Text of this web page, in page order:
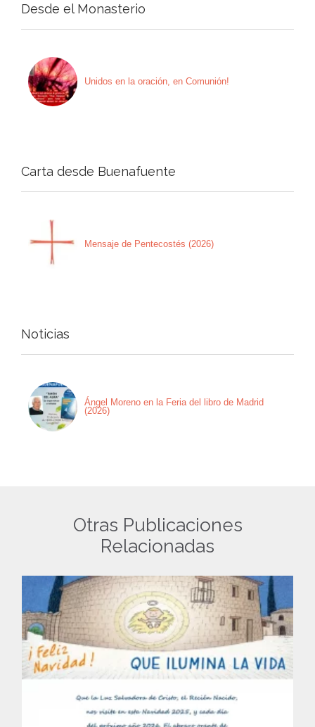
Desde el Monasterio
Unidos en la oración, en Comunión!
Carta desde Buenafuente
Mensaje de Pentecostés (2026)
Noticias
Ángel Moreno en la Feria del libro de Madrid
(2026)
Otras Publicaciones
Relacionadas